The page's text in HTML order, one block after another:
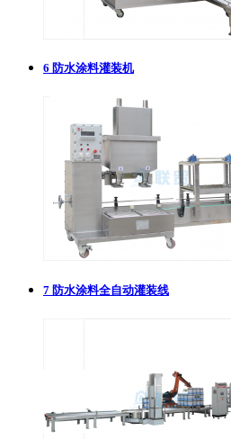
6 防水涂料灌装机
7 防水涂料全自动灌装线